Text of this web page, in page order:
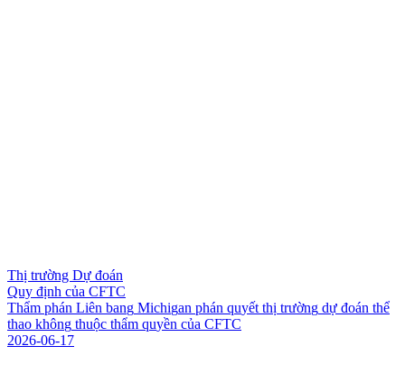
Thị trường Dự đoán
Quy định của CFTC
Thẩm phán Liên bang Michigan phán quyết thị trường dự đoán thể
thao không thuộc thẩm quyền của CFTC
2026-06-17